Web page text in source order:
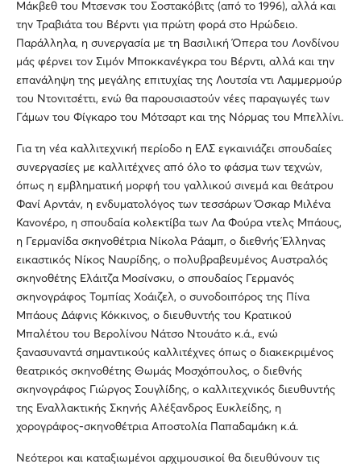
Μάκβεθ του Μτσενσκ του Σοστακόβιτς (από το 1996), αλλά και
την Τραβιάτα του Βέρντι για πρώτη φορά στο Ηρώδειο.
Παράλληλα, η συνεργασία με τη Βασιλική Όπερα του Λονδίνου
μάς φέρνει τον Σιμόν Μποκκανέγκρα του Βέρντι, αλλά και την
επανάληψη της μεγάλης επιτυχίας της Λουτσία ντι Λαμμερμούρ
του Ντονιτσέττι, ενώ θα παρουσιαστούν νέες παραγωγές των
Γάμων του Φίγκαρο του Μότσαρτ και της Νόρμας του Μπελλίνι.
Για τη νέα καλλιτεχνική περίοδο η ΕΛΣ εγκαινιάζει σπουδαίες
συνεργασίες με καλλιτέχνες από όλο το φάσμα των τεχνών,
όπως η εμβληματική μορφή του γαλλικού σινεμά και θεάτρου
Φανί Αρντάν, η ενδυματολόγος των τεσσάρων Όσκαρ Μιλένα
Κανονέρο, η σπουδαία κολεκτίβα των Λα Φούρα ντελς Μπάους,
η Γερμανίδα σκηνοθέτρια Νίκολα Ράαμπ, ο διεθνής Έλληνας
εικαστικός Νίκος Ναυρίδης, ο πολυβραβευμένος Αυστραλός
σκηνοθέτης Ελάιτζα Μοσίνσκυ, ο σπουδαίος Γερμανός
σκηνογράφος Τομπίας Χοάιζελ, ο συνοδοιπόρος της Πίνα
Μπάους Δάφνις Κόκκινος, ο διευθυντής του Κρατικού
Μπαλέτου του Βερολίνου Νάτσο Ντουάτο κ.ά., ενώ
ξανασυναντά σημαντικούς καλλιτέχνες όπως ο διακεκριμένος
θεατρικός σκηνοθέτης Θωμάς Μοσχόπουλος, ο διεθνής
σκηνογράφος Γιώργος Σουγλίδης, ο καλλιτεχνικός διευθυντής
της Εναλλακτικής Σκηνής Αλέξανδρος Ευκλείδης, η
χορογράφος-σκηνοθέτρια Αποστολία Παπαδαμάκη κ.ά.
Νεότεροι και καταξιωμένοι αρχιμουσικοί θα διευθύνουν τις